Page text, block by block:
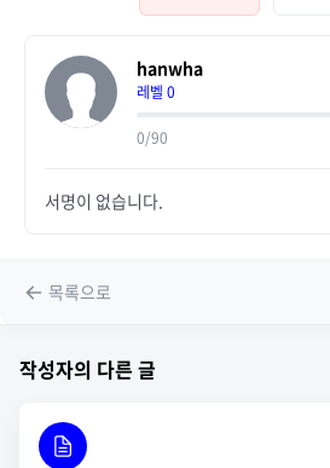
hanwha
레벨 0
0/90
서명이 없습니다.
목록으로
작성자의 다른 글